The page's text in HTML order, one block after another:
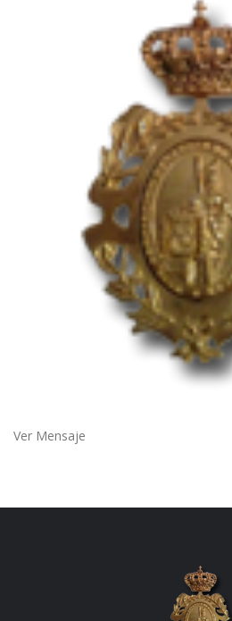
Ver Mensaje